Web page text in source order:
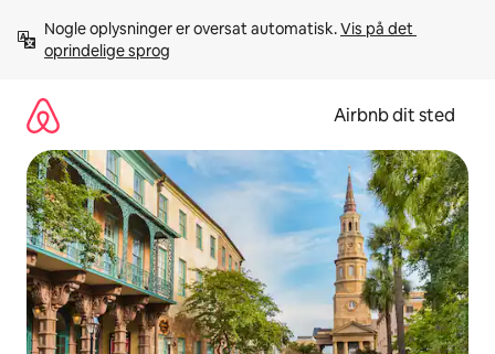
videre
Nogle oplysninger er oversat automatisk. Vis på det
oprindelige sprog
Airbnb dit sted